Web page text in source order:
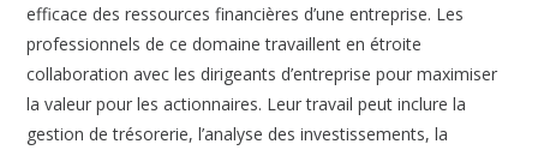
efficace des ressources financières d’une entreprise. Les
professionnels de ce domaine travaillent en étroite
collaboration avec les dirigeants d’entreprise pour maximiser
la valeur pour les actionnaires. Leur travail peut inclure la
gestion de trésorerie, l’analyse des investissements, la